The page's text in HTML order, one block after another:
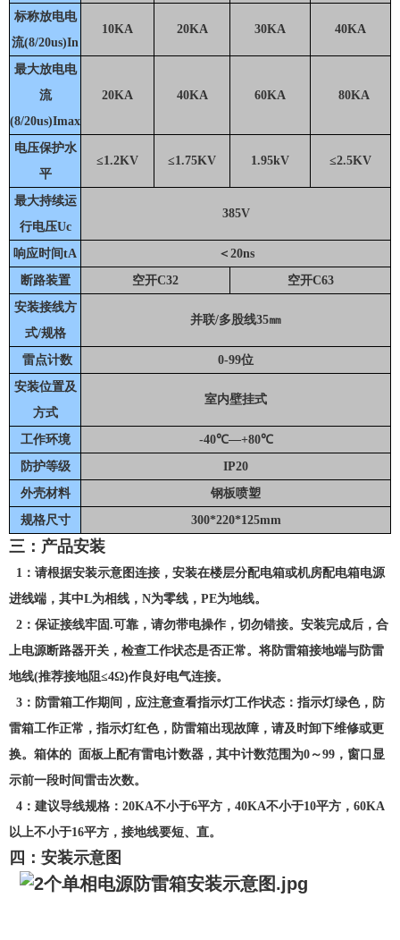
标称放电电
流(8/20us)In
10KA 20KA 30KA 40KA
最大放电电
流
(8/20us)Imax
20KA 40KA 60KA 80KA
电压保护水
平
≤1.2KV ≤1.75KV 1.95kV ≤2.5KV
最大持续运
行电压Uc
385V
响应时间tA
＜20ns
断路装置
空开C32
空开C63
安装接线方
式/规格
并联/多股线35㎜
雷点计数
0-99位
安装位置及
方式
室内壁挂式
工作环境
-40℃—+80℃
防护等级
IP20
外壳材料
钢板喷塑
规格尺寸
300*220*125mm
三：产品安装
1：请根据安装示意图连接，安装在楼层分配电箱或机房配电箱电源
进线端，其中L为相线，N为零线，PE为地线。
2：保证接线牢固.可靠，请勿带电操作，切勿错接。安装完成后，合
上电源断路器开关，检查工作状态是否正常。将防雷箱接地端与防雷
地线(推荐接地阻≤4Ω)作良好电气连接。
3：防雷箱工作期间，应注意查看指示灯工作状态：指示灯绿色，防
雷箱工作正常，指示灯红色，防雷箱出现故障，请及时卸下维修或更
换。箱体的 面板上配有雷电计数器，其中计数范围为0～99，窗口显
示前一段时间雷击次数。
4：建议导线规格：20KA不小于6平方，40KA不小于10平方，60KA
以上不小于16平方，接地线要短、直。
四：安装示意图